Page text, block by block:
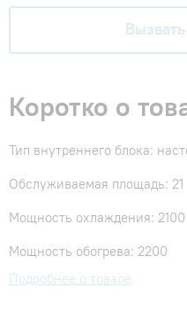
Коротко о
Тип внутреннего блока:
Обслуживаемая площадь: 21
Мощность охлаждения: 2100
Мощность обогрева: 2200
Подробнее о товаре